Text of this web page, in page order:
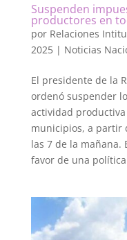
Suspenden
productores en
por Relaciones
2025| Noticias
El presidente de la
ordenó suspender
actividad
municipios, a partir
las 7 de la mañana.
favor de una